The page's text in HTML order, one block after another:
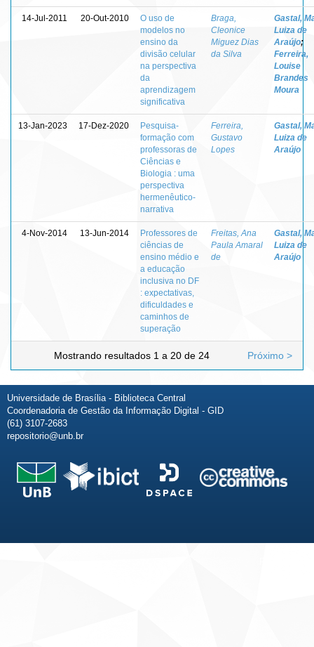
14-Jul-2011 20-Out-2010
O uso de
modelos no
ensino da
divisão celular
na perspectiva
da
aprendizagem
significativa
Braga,
Cleonice
Miguez Dias
da Silva
Gastal,
Luiza de
Araújo;
Ferreira,
Louise
Brandes
Moura
13-Jan-2023 17-Dez-2020
Pesquisa-
formação com
professoras de
Ciências e
Biologia : uma
perspectiva
hermenêutico-
narrativa
Ferreira,
Gustavo
Lopes
Gastal,
Luiza de
Araújo
4-Nov-2014 13-Jun-2014
Professores de
ciências de
ensino médio e
a educação
inclusiva no DF
: expectativas,
dificuldades e
caminhos de
superação
Freitas, Ana
Paula Amaral
de
Gastal,
Luiza de
Araújo
Mostrando resultados 1 a 20 de 24 Próximo >
Universidade de Brasília - Biblioteca Central
Coordenadoria de Gestão da Informação Digital - GID
(61) 3107-2683
repositorio@unb.br